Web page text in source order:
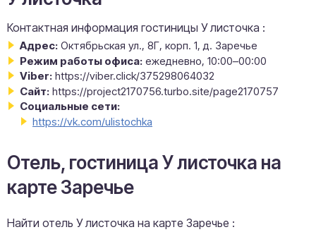
Контактная информация гостиницы У листочка :
Адрес: Октябрьская ул., 8Г, корп. 1, д. Заречье
Режим работы офиса: ежедневно, 10:00–00:00
Viber: https://viber.click/375298064032
Сайт: https://project2170756.turbo.site/page2170757
Социальные сети:
https://vk.com/ulistochka
Отель, гостиница У листочка на
карте Заречье
Найти отель У листочка на карте Заречье :